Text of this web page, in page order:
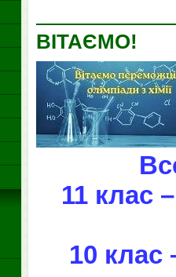
ВІТАЄМО!
11 клас
10 клас